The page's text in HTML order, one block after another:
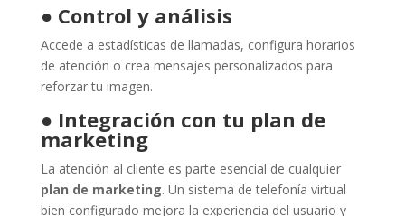
● Control y análisis
Accede a estadísticas de llamadas, configura horarios
de atención o crea mensajes personalizados para
reforzar tu imagen.
● Integración con tu plan de
marketing
La atención al cliente es parte esencial de cualquier
plan de marketing. Un sistema de telefonía virtual
bien configurado mejora la experiencia del usuario y